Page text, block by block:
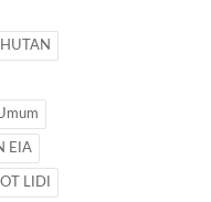
EIA
LOT LIDI